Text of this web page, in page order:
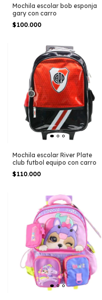
Mochila escolar bob esponja
gary con carro
$100.000
Mochila escolar River Plate
club futbol equipo con carro
$110.000